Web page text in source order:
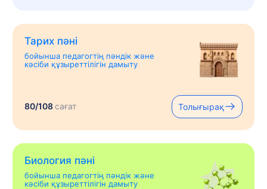
Тарих пәні
бойынша педагогтің пәндік және
кәсіби құзыреттілігін дамыту
80/108сағат Толығырақ
Биология пәні
бойынша педагогтің пәндік және
кәсіби құзыреттілігін дамыту